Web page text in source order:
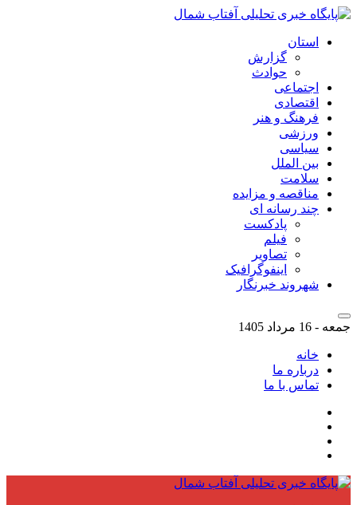
استان
گزارش
حوادث
اجتماعی
اقتصادی
فرهنگ و هنر
ورزشی
سیاسی
بین الملل
سلامت
مناقصه و مزایده
چند رسانه ای
پادکست
فیلم
تصاویر
اینفوگرافیک
شهروند خبرنگار
جمعه - 16 مرداد 1405
خانه
درباره ما
تماس با ما